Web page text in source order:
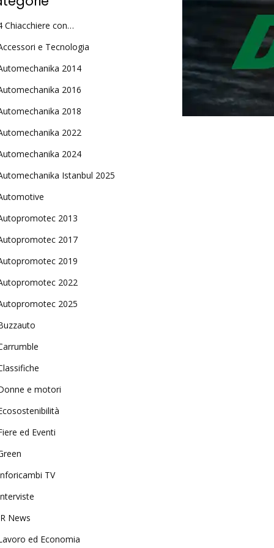
Chiacchiere con…
e Tecnologia
2014
2016
2018
2022
2024
Istanbul 2025
2013
2017
2019
2022
2025
e motori
ed Eventi
TV
News
ed Economia